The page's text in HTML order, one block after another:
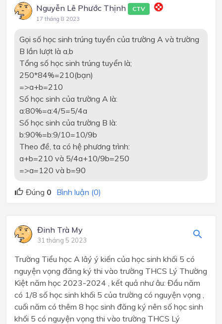
Nguyễn Lê Phước Thịnh CTV
17 tháng 8 2023
Gọi số học sinh trúng tuyển của trường A và trường
B lần lượt là a,b
Tổng số học sinh trúng tuyển là;
250*84%=210(bạn)
=>a+b=210
Số học sinh của trường A là:
a:80%=a:4/5=5/4a
Số học sinh của trường B là:
b:90%=b:9/10=10/9b
Theo đề, ta có hệ phương trình:
a+b=210 và 5/4a+10/9b=250
=>a=120 và b=90
Đúng 0 Bình luận (0)
Đinh Trà My
31 tháng 5 2023
Trường Tiểu học A lâý ý kiến của học sinh khối 5 có
nguyện vọng đăng ký thi vào trường THCS Lý Thường
Kiệt năm học 2023-2024 , kết quả như âu: Đầu năm
có 1/8 số học sinh khối 5 của trường có nguyện vọng ,
cuối năm có thêm 8 học sinh đăng ký nên số học sinh
khối 5 có nguyện vọng thi vào trường THCS Lý